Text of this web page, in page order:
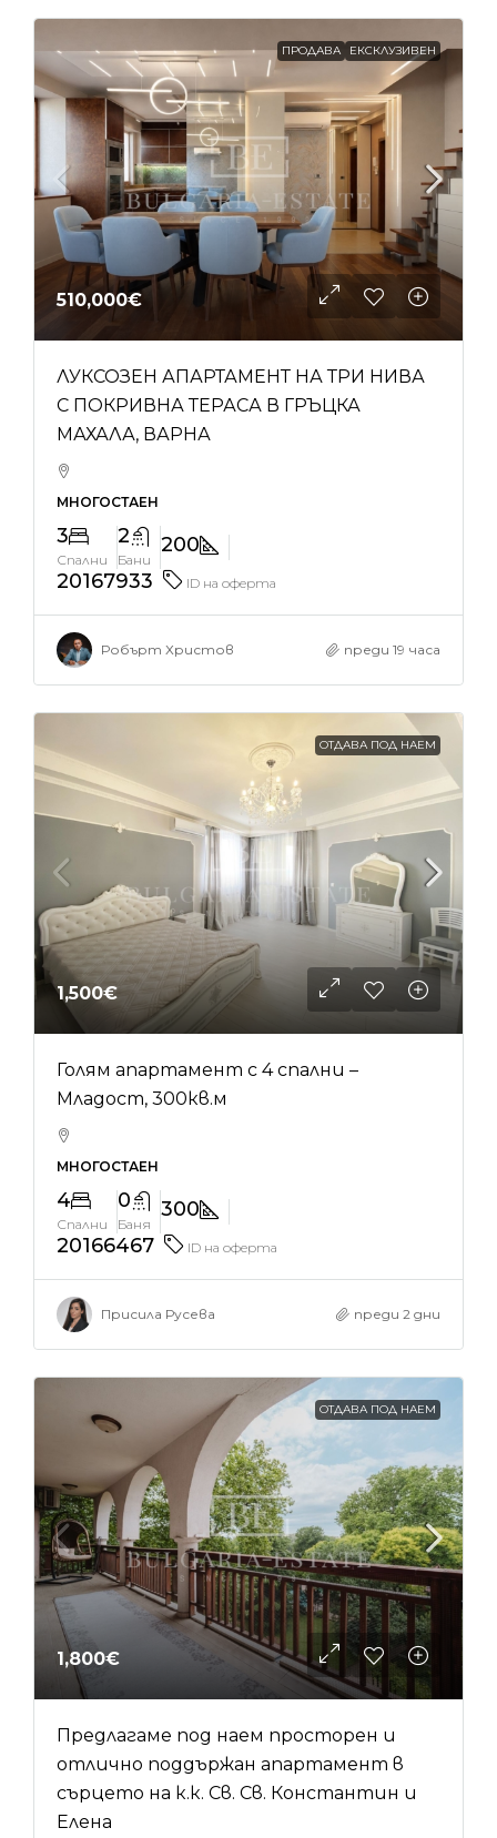
ПРОДАВА ЕКСКЛУЗИВЕН
510,000€
ЛУКСОЗЕН АПАРТАМЕНТ НА ТРИ НИВА
С ПОКРИВНА ТЕРАСА В ГРЪЦКА
МАХАЛА, ВАРНА
МНОГОСТАЕН
3
Спални
2
Бани
200
20167933
ID на оферта
Робърт Христов преди 19 часа
ОТДАВА ПОД НАЕМ
1,500€
Голям апартамент с 4 спални –
Младост, 300кв.м
МНОГОСТАЕН
4
Спални
0
Баня
300
20166467
ID на оферта
Присила Русева преди 2 дни
ОТДАВА ПОД НАЕМ
1,800€
Предлагаме под наем просторен и
отлично поддържан апартамент в
сърцето на к.к. Св. Св. Константин и
Елена